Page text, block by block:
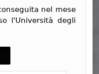
nel mese
l'Università degli